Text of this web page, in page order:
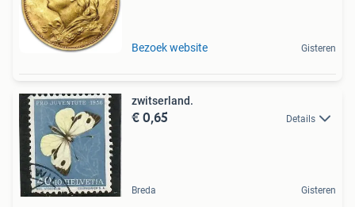
Bezoek website Gisteren
zwitserland.
€ 0,65 Details
Breda Gisteren